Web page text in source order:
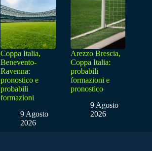
Coppa Italia,
Benevento-
Ravenna:
pronostico e
probabili
formazioni
9 Agosto
2026
Arezzo Brescia,
Coppa Italia:
probabili
formazioni e
pronostico
9 Agosto
2026